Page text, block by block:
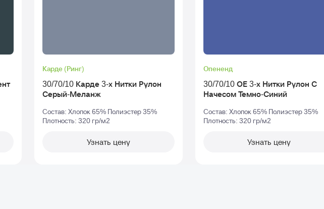
Карде (Ринг)
30/70/10 Карде 3-х Нитки Рулон
Серый-Меланж
Состав: Хлопок 65% Полиэстер 35%
Плотность: 320 гр/м2
Узнать цену
Опененд
30/70/10 ОЕ 3-х Нитки Рулон С
Начесом Темно-Синий
Состав: Хлопок 65% Полиэстер 35%
Плотность: 320 гр/м2
Узнать цену